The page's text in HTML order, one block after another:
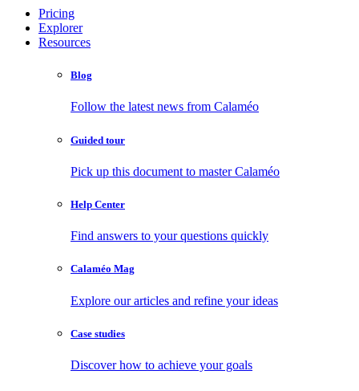
Pricing
Explorer
Resources
Blog
Follow the latest news from Calaméo
Guided tour
Pick up this document to master Calaméo
Help Center
Find answers to your questions quickly
Calaméo Mag
Explore our articles and refine your ideas
Case studies
Discover how to achieve your goals